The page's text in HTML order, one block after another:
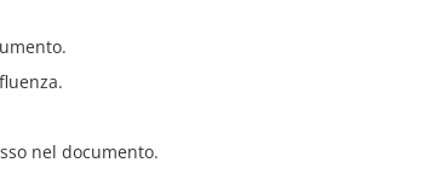
nel documento.